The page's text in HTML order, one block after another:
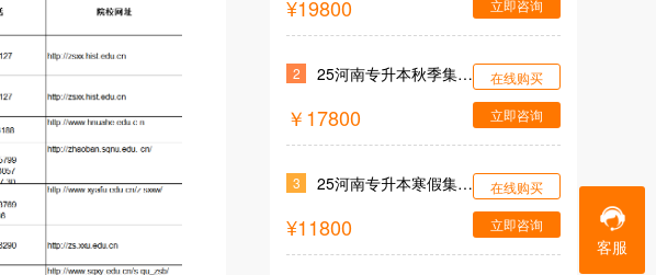
¥19800
立即咨询
2 25河南专升本秋季集训营
￥17800
在线购买
立即咨询
3 25河南专升本寒假集训营
¥11800
在线购买
立即咨询
客服